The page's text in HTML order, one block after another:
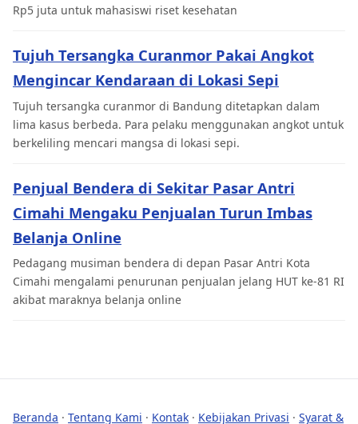
Rp5 juta untuk mahasiswi riset kesehatan
Tujuh Tersangka Curanmor Pakai Angkot
Mengincar Kendaraan di Lokasi Sepi
Tujuh tersangka curanmor di Bandung ditetapkan dalam
lima kasus berbeda. Para pelaku menggunakan angkot untuk
berkeliling mencari mangsa di lokasi sepi.
Penjual Bendera di Sekitar Pasar Antri
Cimahi Mengaku Penjualan Turun Imbas
Belanja Online
Pedagang musiman bendera di depan Pasar Antri Kota
Cimahi mengalami penurunan penjualan jelang HUT ke-81 RI
akibat maraknya belanja online
Beranda · Tentang Kami · Kontak · Kebijakan Privasi · Syarat &